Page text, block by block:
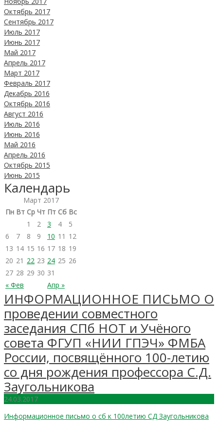
Октябрь 2017
Сентябрь 2017
Июль 2017
Июнь 2017
Май 2017
Апрель 2017
Март 2017
Февраль 2017
Декабрь 2016
Октябрь 2016
Август 2016
Июль 2016
Июнь 2016
Май 2016
Апрель 2016
Октябрь 2015
Июнь 2015
Календарь
Март 2017
Пн Вт Ср Чт Пт Сб Вс
« Фев Апр »
1 2 3 4
5
6
7 8 9 10 11 12
13 14 15 16 17 18 19
20 21 22 23 24 25 26
27 28 29 30 31
ИНФОРМАЦИОННОЕ ПИСЬМО О
проведении совместного
заседания СПб НОТ и Учёного
совета ФГУП «НИИ ГПЭЧ» ФМБА
России, посвящённого 100-летию
со дня рождения профессора С.Д.
Заугольникова
24.03.2017
Информационное письмо о сб к 100летию СД Заугольникова